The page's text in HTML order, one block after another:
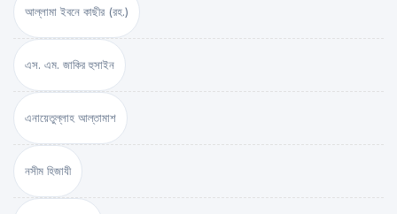
আল্লামা ইবনে কাছীর (রহ.)
এস. এম. জাকির হুসাইন
এনায়েতুল্লাহ আল্‌তামাশ
নসীম হিজাযী